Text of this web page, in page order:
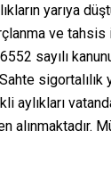
ve
sayılı
sigortalılık
aylıkları